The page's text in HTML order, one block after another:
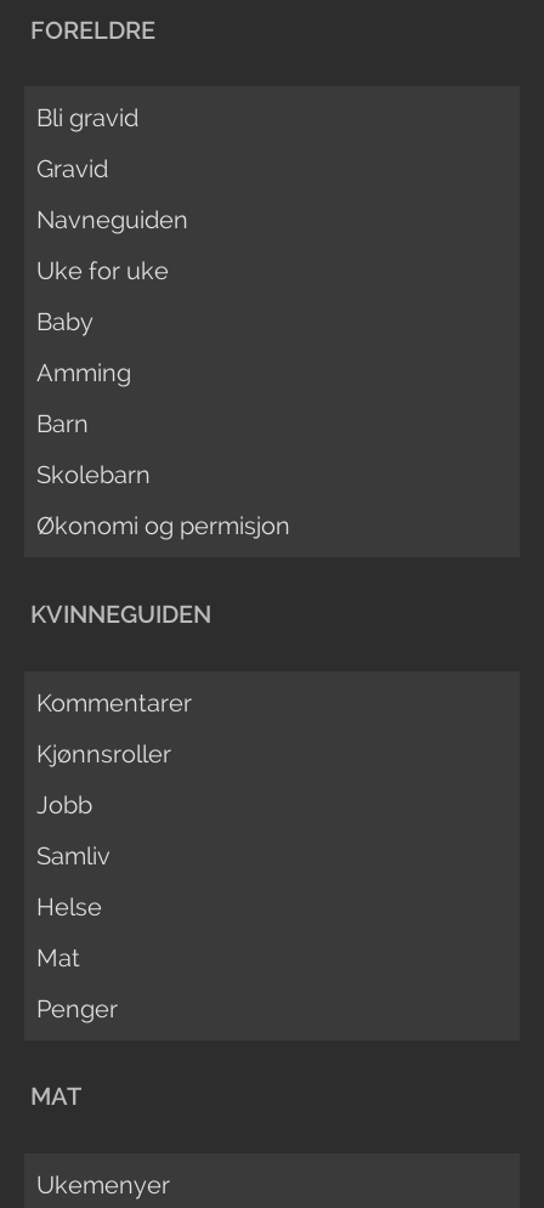
FORELDRE
Bli gravid
Gravid
Navneguiden
Uke for uke
Baby
Amming
Barn
Skolebarn
Økonomi og permisjon
KVINNEGUIDEN
Kommentarer
Kjønnsroller
Jobb
Samliv
Helse
Mat
Penger
MAT
Ukemenyer